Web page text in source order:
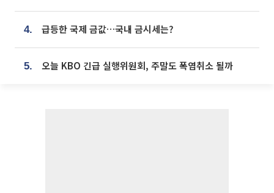
4. 급등한 국제 금값…국내 금시세는?
5. 오늘 KBO 긴급 실행위원회, 주말도 폭염취소 될까